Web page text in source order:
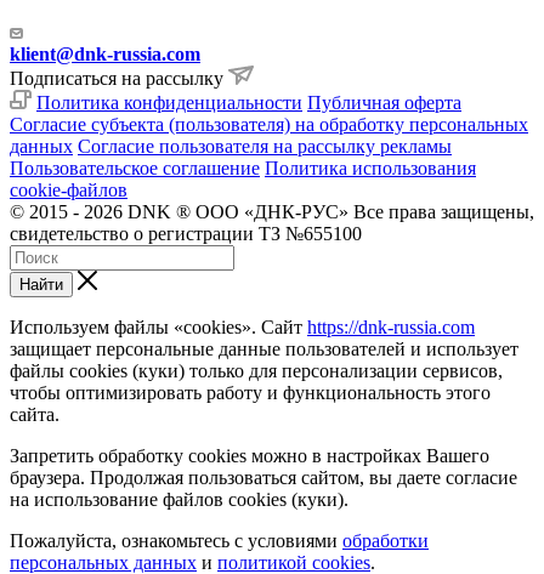
klient@dnk-russia.com
Подписаться на рассылку
Политика конфиденциальности Публичная оферта
Согласие субъекта (пользователя) на обработку персональных
данных Согласие пользователя на рассылку рекламы
Пользовательское соглашение Политика использования
cookie-файлов
© 2015 - 2026 DNK ® ООО «ДНК-РУС» Все права защищены,
свидетельство о регистрации ТЗ №655100
Найти
Используем файлы «cookies». Сайт https://dnk-russia.com
защищает персональные данные пользователей и использует
файлы cookies (куки) только для персонализации сервисов,
чтобы оптимизировать работу и функциональность этого
сайта.
Запретить обработку cookies можно в настройках Вашего
браузера. Продолжая пользоваться сайтом, вы даете согласие
на использование файлов cookies (куки).
Пожалуйста, ознакомьтесь с условиями обработки
персональных данных и политикой cookies.